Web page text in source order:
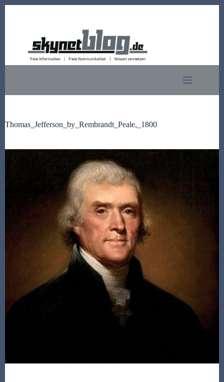
Thomas_Jefferson_by_Rembrandt_Peale,_1800